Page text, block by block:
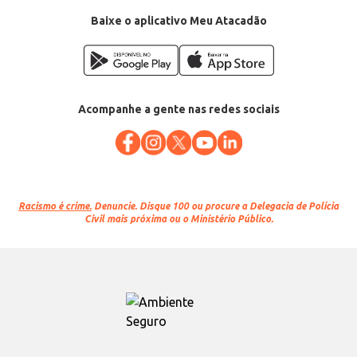
Baixe o aplicativo Meu Atacadão
Acompanhe a gente nas redes sociais
Racismo é crime. Denuncie. Disque 100 ou procure a Delegacia de Polícia
Civil mais próxima ou o Ministério Público.